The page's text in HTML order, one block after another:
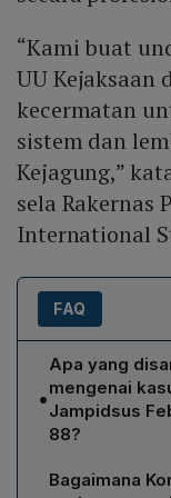
“Kami buat
UU Kejaksaan
kecermatan
sistem dan
Kejagung,”
sela Rakernas
International
FAQ
•
Apa yang
mengenai
Jampidsus
88?
Arteria menilai
bila terbukti
Bagaimana